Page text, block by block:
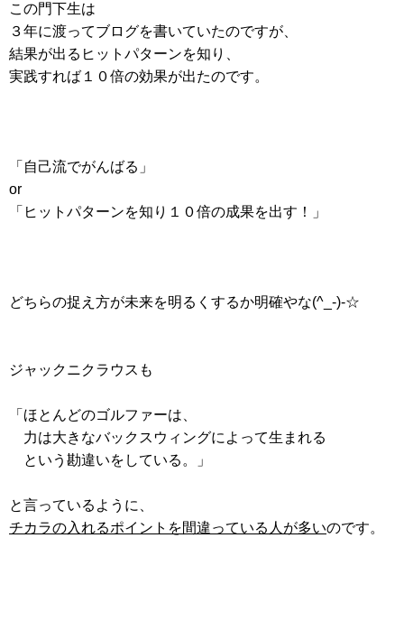
この門下生は
３年に渡ってブログを書いていたのですが、
結果が出るヒットパターンを知り、
実践すれば１０倍の効果が出たのです。
「自己流でがんばる」
or
「ヒットパターンを知り１０倍の成果を出す！」
どちらの捉え方が未来を明るくするか明確やな(^_-)-☆
ジャックニクラウスも
「ほとんどのゴルファーは、
力は大きなバックスウィングによって生まれる
という勘違いをしている。」
と言っているように、
チカラの入れるポイントを間違っている人が多いのです。